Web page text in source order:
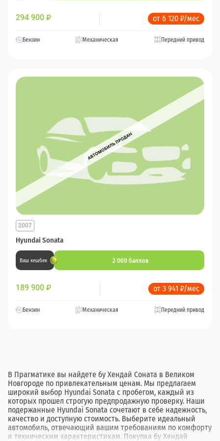
294 900 ₽ от 6 120 ₽/мес
Бензин Механическая Передний привод
Hyundai Sonata
2007
Ваш кешбек 2 000 баллов
189 900 ₽ от 3 941 ₽/мес
Бензин Механическая Передний привод
В Прагматике вы найдете бу Хендай Соната в Великом
Новгороде по привлекательным ценам. Мы предлагаем
широкий выбор Hyundai Sonata с пробегом, каждый из
которых прошел строгую предпродажную проверку. Наши
подержанные Hyundai Sonata сочетают в себе надежность,
качество и доступную стоимость. Выберите идеальный
автомобиль, отвечающий вашим требованиям по комфорту
и техническим характеристикам. Покупка бу Хендай